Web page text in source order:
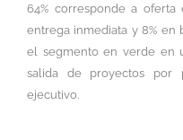
64% corresponde a
entrega inmediata y 8% en
el segmento en verde en
salida de proyectos por
ejecutivo.